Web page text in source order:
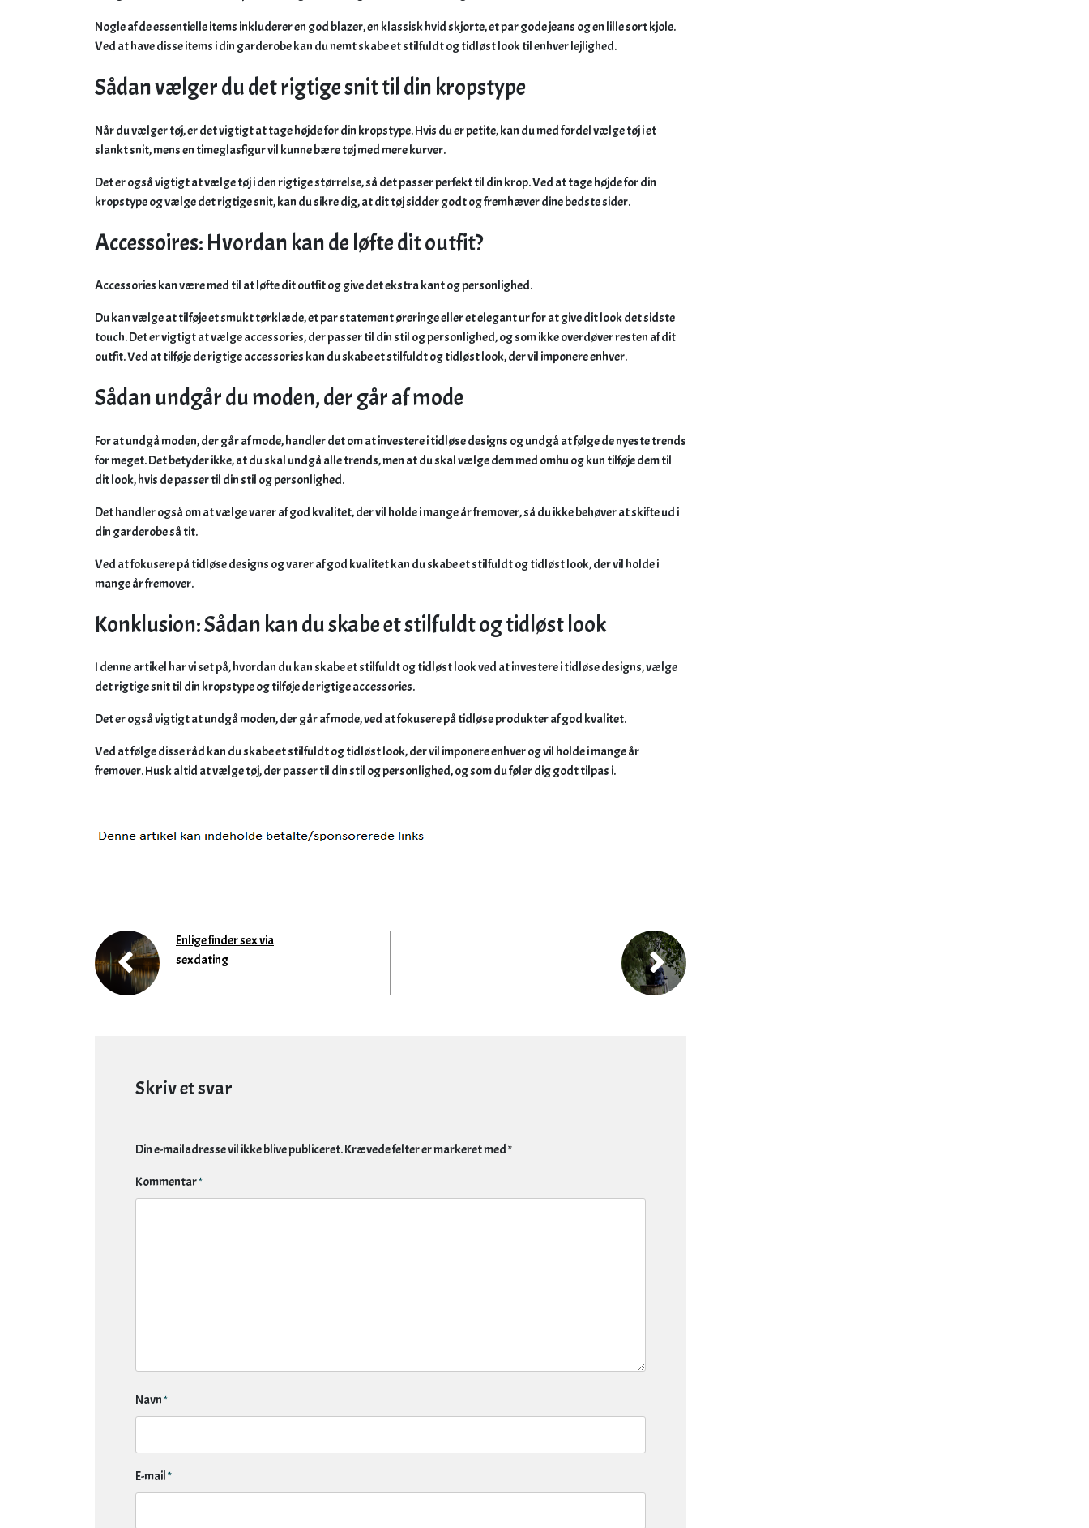
Nogle af de essentielle items inkluderer en god blazer, en klassisk hvid skjorte, et par gode jeans og en lille sort kjole.
Ved at have disse items i din garderobe kan du nemt skabe et stilfuldt og tidløst look til enhver lejlighed.
Sådan vælger du det rigtige snit til din kropstype
Når du vælger tøj, er det vigtigt at tage højde for din kropstype. Hvis du er petite, kan du med fordel vælge tøj i et
slankt snit, mens en timeglasfigur vil kunne bære tøj med mere kurver.
Det er også vigtigt at vælge tøj i den rigtige størrelse, så det passer perfekt til din krop. Ved at tage højde for din
kropstype og vælge det rigtige snit, kan du sikre dig, at dit tøj sidder godt og fremhæver dine bedste sider.
Accessoires: Hvordan kan de løfte dit outfit?
Accessories kan være med til at løfte dit outfit og give det ekstra kant og personlighed.
Du kan vælge at tilføje et smukt tørklæde, et par statement øreringe eller et elegant ur for at give dit look det sidste
touch. Det er vigtigt at vælge accessories, der passer til din stil og personlighed, og som ikke overdøver resten af dit
outfit. Ved at tilføje de rigtige accessories kan du skabe et stilfuldt og tidløst look, der vil imponere enhver.
Sådan undgår du moden, der går af mode
For at undgå moden, der går af mode, handler det om at investere i tidløse designs og undgå at følge de nyeste trends
for meget. Det betyder ikke, at du skal undgå alle trends, men at du skal vælge dem med omhu og kun tilføje dem til
dit look, hvis de passer til din stil og personlighed.
Det handler også om at vælge varer af god kvalitet, der vil holde i mange år fremover, så du ikke behøver at skifte ud i
din garderobe så tit.
Ved at fokusere på tidløse designs og varer af god kvalitet kan du skabe et stilfuldt og tidløst look, der vil holde i
mange år fremover.
Konklusion: Sådan kan du skabe et stilfuldt og tidløst look
I denne artikel har vi set på, hvordan du kan skabe et stilfuldt og tidløst look ved at investere i tidløse designs, vælge
det rigtige snit til din kropstype og tilføje de rigtige accessories.
Det er også vigtigt at undgå moden, der går af mode, ved at fokusere på tidløse produkter af god kvalitet.
Ved at følge disse råd kan du skabe et stilfuldt og tidløst look, der vil imponere enhver og vil holde i mange år
fremover. Husk altid at vælge tøj, der passer til din stil og personlighed, og som du føler dig godt tilpas i.
Enlige finder sex via
sexdating
Skriv et svar
Din e-mailadresse vil ikke blive publiceret.Krævede felter er markeret med*
Kommentar*
Navn*
E-mail*